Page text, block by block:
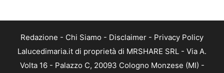
Redazione - Chi Siamo - Disclaimer - Privacy Policy
Lalucedimaria.it di proprietà di MRSHARE SRL - Via A.
Volta 16 - Palazzo C, 20093 Cologno Monzese (MI) -